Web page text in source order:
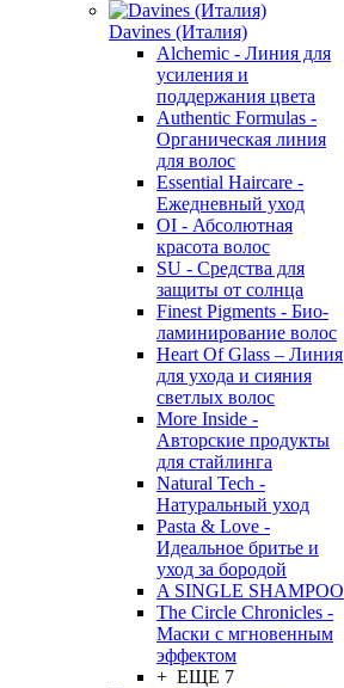
Davines (Италия)
Alchemic - Линия для
усиления и
поддержания цвета
Authentic Formulas -
Органическая линия
для волос
Essential Haircare -
Eжедневный уход
OI - Абсолютная
красота волос
SU - Средства для
защиты от солнца
Finest Pigments - Био-
ламинирование волос
Heart Of Glass – Линия
для ухода и сияния
светлых волос
More Inside -
Авторские продукты
для стайлинга
Natural Tech -
Натуральный уход
Pasta & Love -
Идеальное бритье и
уход за бородой
A SINGLE SHAMPOO
The Circle Chronicles -
Маски с мгновенным
эффектом
+ ЕЩЕ 7